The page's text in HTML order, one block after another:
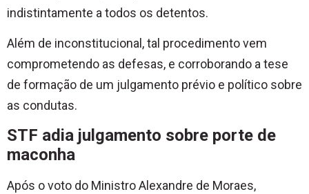
indistintamente a todos os detentos.
Além de inconstitucional, tal procedimento vem
comprometendo as defesas, e corroborando a tese
de formação de um julgamento prévio e político sobre
as condutas.
STF adia julgamento sobre porte de
maconha
Após o voto do Ministro Alexandre de Moraes,